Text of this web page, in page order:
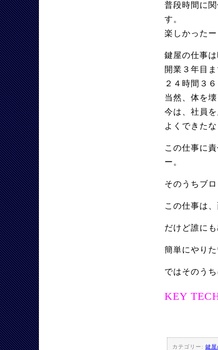
普段時間に
す。
楽しかった
鍵屋の仕事
開業３年目
２４時間３
当然、体を
今は、社員
よくできた
この仕事に
ー。
そのうちブ
この仕事は
だけど誰に
簡単にやり
ではそのう
KEY
カテゴリー: 鍵屋